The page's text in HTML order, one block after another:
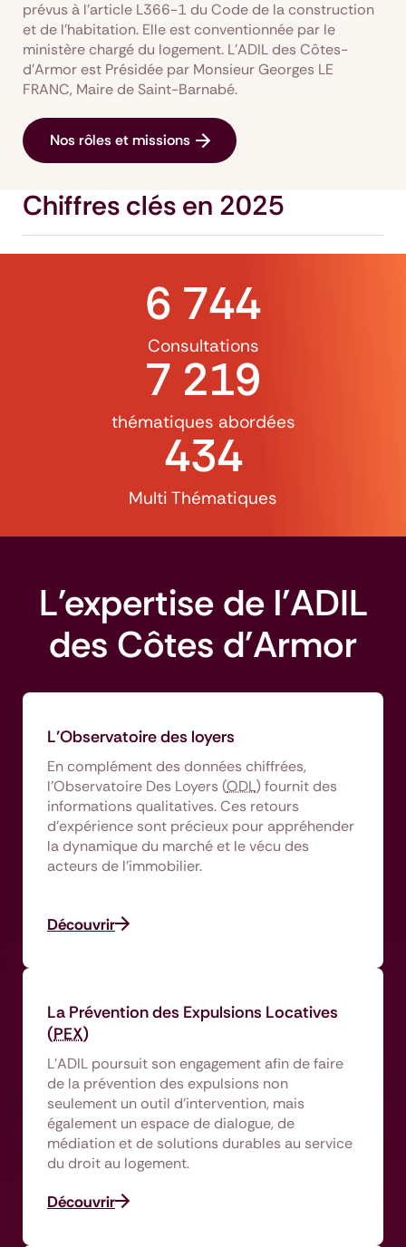
prévus à l’article L366-1 du Code de la construction
et de l’habitation. Elle est conventionnée par le
ministère chargé du logement. L'ADIL des Côtes-
d'Armor est Présidée par Monsieur Georges LE
FRANC, Maire de Saint-Barnabé.
Nos rôles et missions
Chiffres clés en 2025
6 744
Consultations
7 219
thématiques abordées
434
Multi Thématiques
L'expertise de l'ADIL
des Côtes d'Armor
L’Observatoire des loyers
En complément des données chiffrées,
l’Observatoire Des Loyers (ODL) fournit des
informations qualitatives. Ces retours
d’expérience sont précieux pour appréhender
la dynamique du marché et le vécu des
acteurs de l’immobilier.
Découvrir
La Prévention des Expulsions Locatives
(PEX)
L'ADIL poursuit son engagement afin de faire
de la prévention des expulsions non
seulement un outil d’intervention, mais
également un espace de dialogue, de
médiation et de solutions durables au service
du droit au logement.
Découvrir